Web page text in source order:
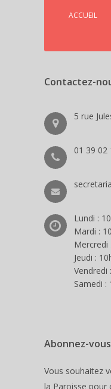
ACCUEIL
Contactez-
5 rue
01 39 02
Lundi :
Mardi :
Mercredi
Jeudi :
Vendredi
Samedi :
Abonnez-
Vous souhaitez
la Paroisse pour